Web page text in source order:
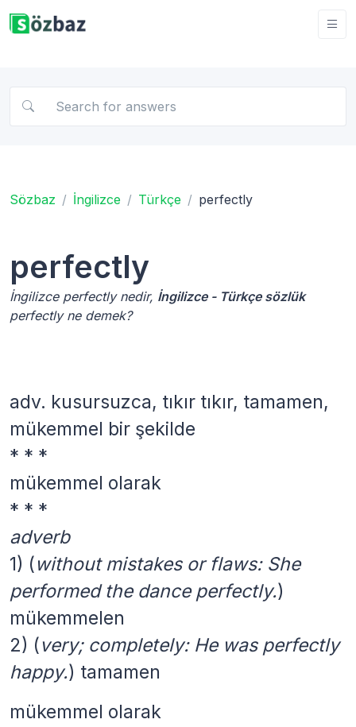
Sözbaz İngilizce Türkçe perfectly
perfectly
İngilizce perfectly nedir, İngilizce - Türkçe sözlük
perfectly ne demek?
adv. kusursuzca, tıkır tıkır, tamamen,
mükemmel bir şekilde
* * *
mükemmel olarak
* * *
adverb
1) (without mistakes or flaws: She
performed the dance perfectly.)
mükemmelen
2) (very; completely: He was perfectly
happy.) tamamen
mükemmel olarak